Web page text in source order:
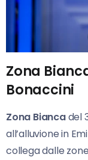
Zona
Bonaccini
Zona Biancadel
all’alluvione in
collega dalle